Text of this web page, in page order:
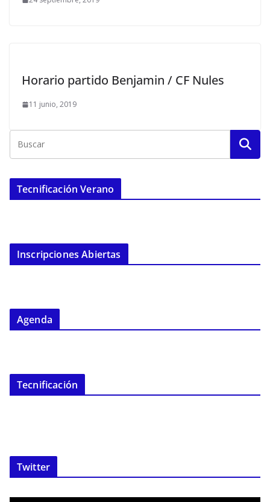
Horario partido Benjamin / CF Nules
11 junio, 2019
Tecnificación Verano
Inscripciones Abiertas
Agenda
Tecnificación
Twitter